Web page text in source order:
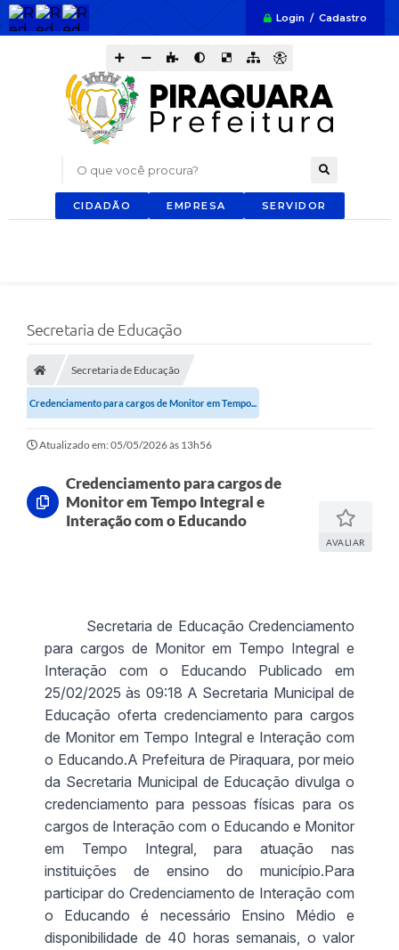
Login / Cadastro
O que você procura?
CIDADÃO EMPRESA SERVIDOR
Secretaria de Educação
Secretaria de Educação
Credenciamento para cargos de Monitor em Tempo...
Atualizado em: 05/05/2026 às 13h56
Credenciamento para cargos de
Monitor em Tempo Integral e
Interação com o Educando
AVALIAR
Secretaria de Educação Credenciamento
para cargos de Monitor em Tempo Integral e
Interação com o Educando Publicado em
25/02/2025 às 09:18 A Secretaria Municipal de
Educação oferta credenciamento para cargos
de Monitor em Tempo Integral e Interação com
o Educando.A Prefeitura de Piraquara, por meio
da Secretaria Municipal de Educação divulga o
credenciamento para pessoas físicas para os
cargos de Interação com o Educando e Monitor
em Tempo Integral, para atuação nas
instituições de ensino do município.Para
participar do Credenciamento de Interação com
o Educando é necessário Ensino Médio e
disponibilidade de 40 horas semanais, o valor